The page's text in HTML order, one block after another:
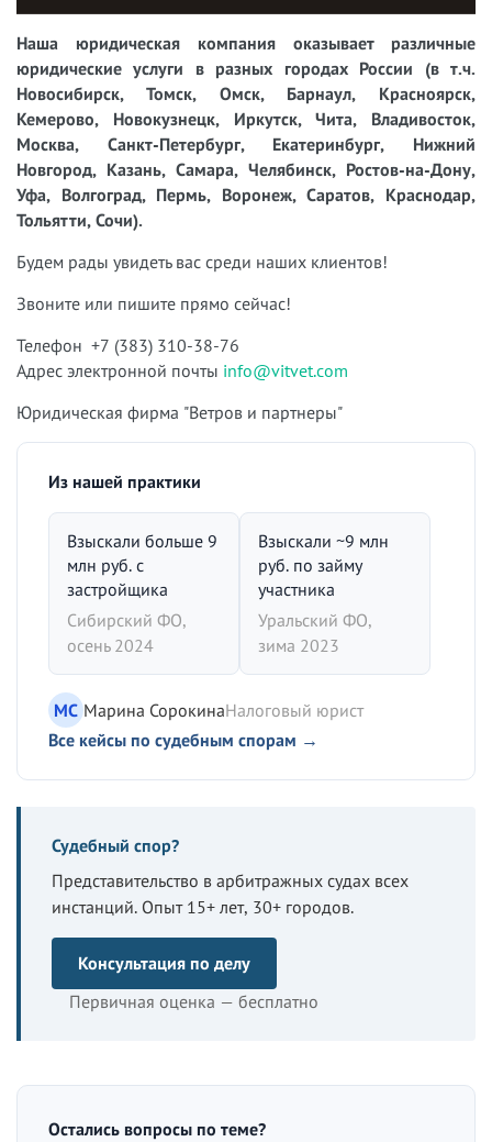
Наша юридическая компания оказывает различные
юридические услуги в разных городах России (в т.ч.
Новосибирск, Томск, Омск, Барнаул, Красноярск,
Кемерово, Новокузнецк, Иркутск, Чита, Владивосток,
Москва, Санкт-Петербург, Екатеринбург, Нижний
Новгород, Казань, Самара, Челябинск, Ростов-на-Дону,
Уфа, Волгоград, Пермь, Воронеж, Саратов, Краснодар,
Тольятти, Сочи).
Будем рады увидеть вас среди наших клиентов!
Звоните или пишите прямо сейчас!
Телефон +7 (383) 310-38-76
Адрес электронной почты info@vitvet.com
Юридическая фирма "Ветров и партнеры"
Из нашей практики
Взыскали больше 9
млн руб. с
застройщика
Сибирский ФО,
осень 2024
Взыскали ~9 млн
руб. по займу
участника
Уральский ФО,
зима 2023
МС Марина СорокинаНалоговый юрист
Все кейсы по судебным спорам →
Судебный спор?
Представительство в арбитражных судах всех
инстанций. Опыт 15+ лет, 30+ городов.
Консультация по делу
Первичная оценка — бесплатно
Остались вопросы по теме?